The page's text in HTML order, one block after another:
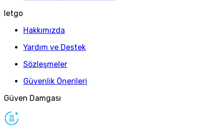
letgo
Hakkımızda
Yardım ve Destek
Sözleşmeler
Güvenlik Önerileri
Güven Damgası